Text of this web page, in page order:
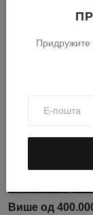
Придружите
Више од